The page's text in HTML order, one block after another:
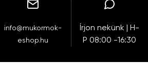
info@mukormok-
eshop.hu
Írjon nekünk | H-
P 08:00 -16:30